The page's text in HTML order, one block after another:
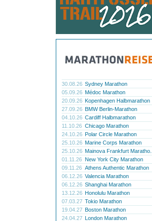
30.08.26 Sydney Marathon
05.09.26 Médoc Marathon
20.09.26 Kopenhagen Halbmarathon
27.09.26 BMW Berlin-Marathon
04.10.26 Cardiff Halbmarathon
11.10.26 Chicago Marathon
24.10.26 Polar Circle Marathon
25.10.26 Marine Corps Marathon
25.10.26 Mainova Frankfurt Maratho...
01.11.26 New York City Marathon
09.11.26 Athens Authentic Marathon
06.12.26 Valencia Marathon
06.12.26 Shanghai Marathon
13.12.26 Honolulu Marathon
07.03.27 Tokio Marathon
19.04.27 Boston Marathon
24.04.27 London Marathon